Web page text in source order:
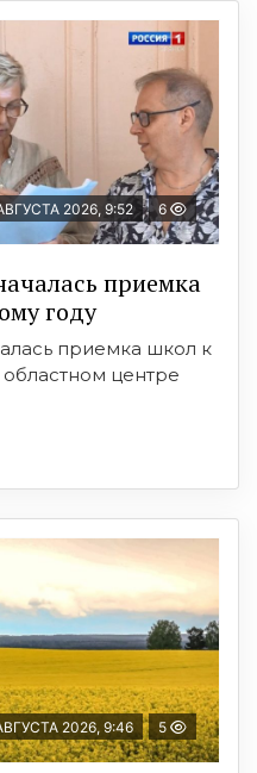
2026, 9:52 6
приемка
году
приемка школ к
центре
2026, 9:46 5